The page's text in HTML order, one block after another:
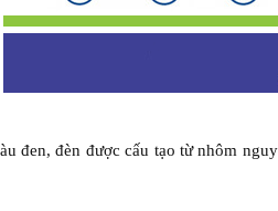
đen, đèn được cấu tạo từ nhôm